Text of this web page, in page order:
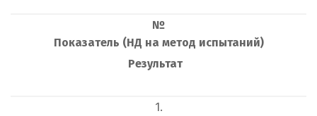
№
Показатель (НД на метод испытаний)
Результат
1.